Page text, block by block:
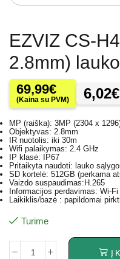
EZVIZ CS-
2.8mm)
69,99€
(Kaina su PVM) 6,02€
MP (raiška): 3MP (2304 x
Objektyvas: 2.8mm
IR nuotolis: iki 30m
Wifi palaikymas: 2.4 GHz
IP klasė: IP67
Pritaikyta naudoti: lauko
SD kortelė: 512GB (perkama
Vaizdo suspaudimas:H.265
Informacijos perdavimas: Wi-
Laikiklis/bazė : papildomai
Turime
Į